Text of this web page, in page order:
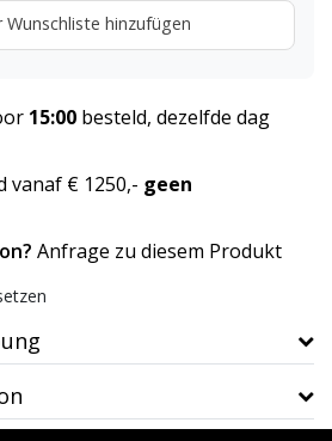
Wunschliste hinzufügen
15:00 besteld, dezelfde dag
vanaf € 1250,- geen
Anfrage zu diesem Produkt